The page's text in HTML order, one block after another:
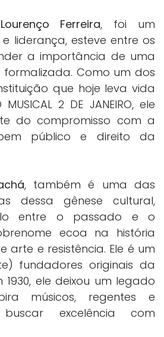
Ferreira, foi um
liderança, esteve entre os
a importância de uma
Como um dos
que hoje leva vida
2 DE JANEIRO, ele
do compromisso com a
público e direito da
, também é uma das
dessa gênese cultural,
entre o passado e o
ecoa na história
arte e resistência. Ele é um
fundadores originais da
1930, ele deixou um legado
músicos, regentes e
excelência com